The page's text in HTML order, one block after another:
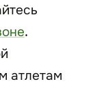
.
атлетам